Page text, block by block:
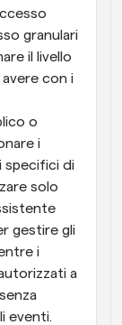
granulari
il livello
con i
o
i
specifici di
solo
gestire gli
i
a
eventi.